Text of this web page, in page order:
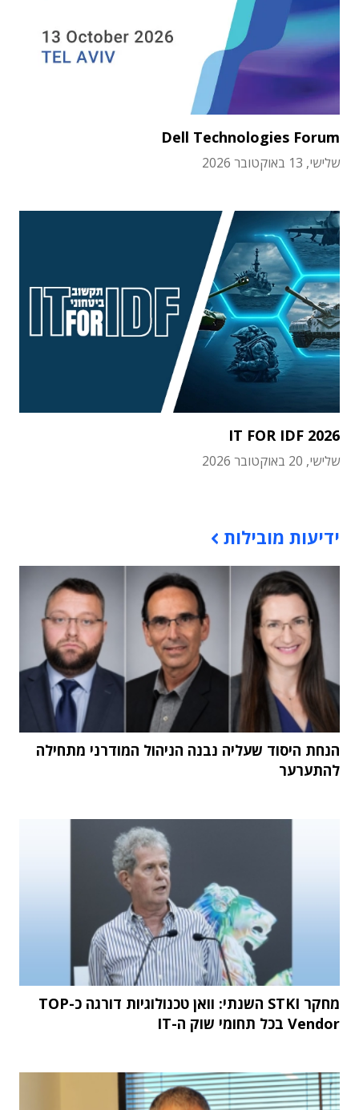
Dell Technologies Forum
שלישי, 13 באוקטובר 2026
IT FOR IDF 2026
שלישי, 20 באוקטובר 2026
ידיעות מובילות
הנחת היסוד שעליה נבנה הניהול המודרני מתחילה
להתערער
מחקר STKI השנתי: וואן טכנולוגיות דורגה כ-TOP
Vendor בכל תחומי שוק ה-IT